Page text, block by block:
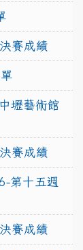
賽成績
壢藝術館
賽成績
第十五週
賽成績